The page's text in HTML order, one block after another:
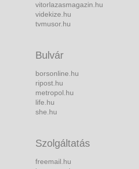
vitorlazasmagazin.hu
videkize.hu
tvmusor.hu
Bulvár
borsonline.hu
ripost.hu
metropol.hu
life.hu
she.hu
Szolgáltatás
freemail.hu